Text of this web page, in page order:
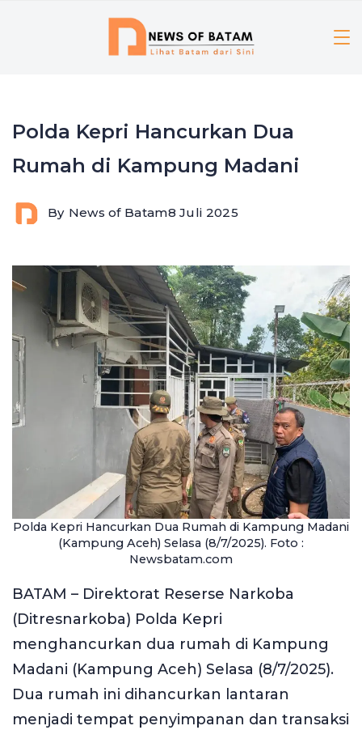
Polda Kepri Hancurkan Dua
Rumah di Kampung Madani
By News of Batam8 Juli 2025
Polda Kepri Hancurkan Dua Rumah di Kampung Madani
(Kampung Aceh) Selasa (8/7/2025). Foto :
Newsbatam.com
BATAM – Direktorat Reserse Narkoba
(Ditresnarkoba) Polda Kepri
menghancurkan dua rumah di Kampung
Madani (Kampung Aceh) Selasa (8/7/2025).
Dua rumah ini dihancurkan lantaran
menjadi tempat penyimpanan dan transaksi